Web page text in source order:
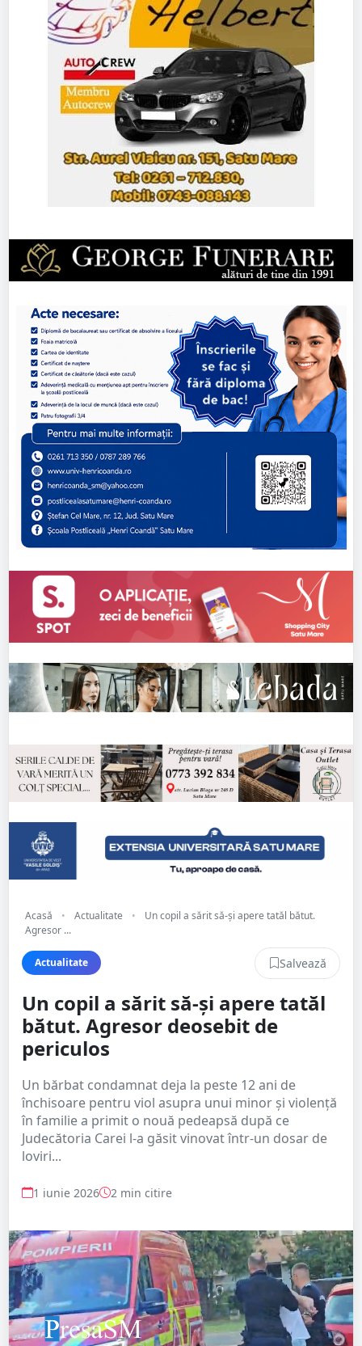
Acasă • Actualitate •
Un copil a sărit să-și apere tatăl bătut.
Agresor ...
Actualitate Salvează
Un copil a sărit să-și apere tatăl
bătut. Agresor deosebit de
periculos
Un bărbat condamnat deja la peste 12 ani de
închisoare pentru viol asupra unui minor și violență
în familie a primit o nouă pedeapsă după ce
Judecătoria Carei l-a găsit vinovat într-un dosar de
loviri...
1 iunie 2026 2 min citire